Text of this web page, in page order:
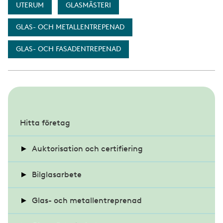
UTERUM GLASMÄSTERI
GLAS- OCH METALLENTREPENAD
GLAS- OCH FASADENTREPENAD
b
e
Hitta företag
Auktorisation och certifiering
Auktoriserat Bilglasmästeri
Alla auktoriserade bilglasmästerier
Certifierad Konstinramare
Bilglasarbete
Krav på glas i fordon
Glas- och metallentreprenad